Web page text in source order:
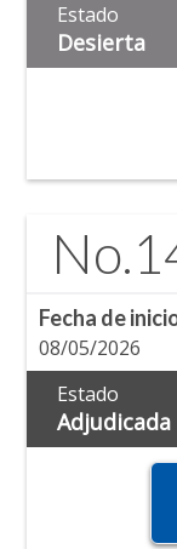
Estado
Desierta
No.
Fecha de
08/05/2026
Estado
Adjudicada